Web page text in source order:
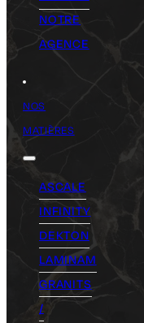
NOTRE
AGENCE
NOS
MATIÈRES
ASCALE
INFINITY
DEKTON
LAMINAM
GRANITS
/